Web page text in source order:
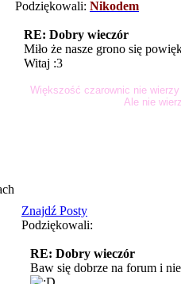
Podziękowali: Nikodem
RE: Dobry wieczór
Miło że nasze grono się
Witaj :3
Większość czarownic nie
Ale nie
Znajdź Posty
Podziękowali:
RE: Dobry wieczór
Baw się dobrze na forum i